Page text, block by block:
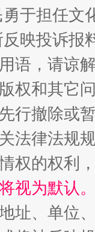
旅游的“隐身衣”
勇于担任文
映投诉报
语，请谅
权和其它
行撤除或
法律法规
权的权利，
视为默认
址、单位